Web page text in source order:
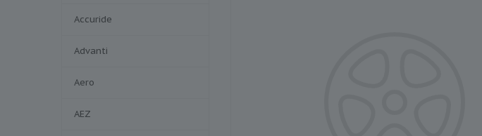
Accuride
Advanti
Aero
AEZ